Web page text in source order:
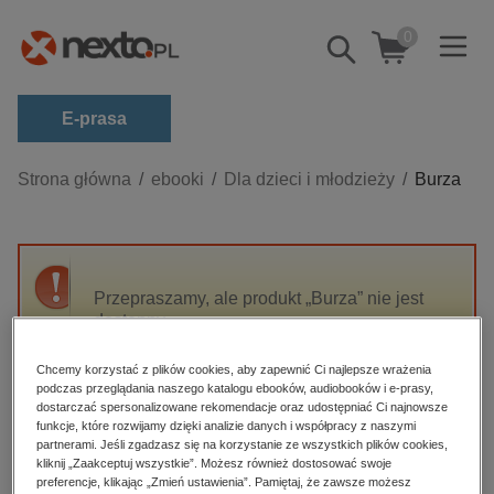
Pokaż/schowaj
wyszukiwarkę
0
E-prasa
Kategorie
biznesowe, branżowe, gospodarka
dzienniki
edukacja
hobby, sport, rozrywka
komputery, internet, technologie, informatyka
Strona główna ebooki Dla dzieci i młodzieży Burza
Przepraszamy, ale produkt „Burza” nie jest
dostępny.
High-contrast mode
Polecane
Chcemy korzystać z plików cookies, aby zapewnić Ci najlepsze wrażenia
podczas przeglądania naszego katalogu ebooków, audiobooków i e-prasy,
dostarczać spersonalizowane rekomendacje oraz udostępniać Ci najnowsze
funkcje, które rozwijamy dzięki analizie danych i współpracy z naszymi
partnerami. Jeśli zgadzasz się na korzystanie ze wszystkich plików cookies,
kliknij „Zaakceptuj wszystkie”. Możesz również dostosować swoje
preferencje, klikając „Zmień ustawienia”. Pamiętaj, że zawsze możesz